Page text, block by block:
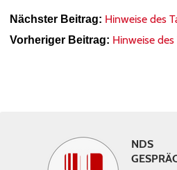
Nächster Beitrag: Hinweise des
Vorheriger Beitrag: Hinweise des
NDS